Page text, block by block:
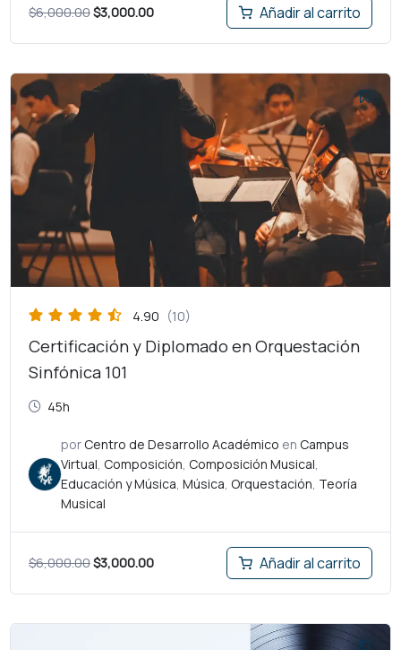
$6,000.00$3,000.00 Añadir al carrito
4.90 (10)
Certificación y Diplomado en Orquestación
Sinfónica 101
45h
por Centro de Desarrollo Académico en Campus
Virtual, Composición, Composición Musical,
Educación y Música, Música, Orquestación, Teoría
Musical
$6,000.00
El
era:
$6,000.00.
$3,000.00
El
precio
actual
$3,000.00.
Añadir al carrito